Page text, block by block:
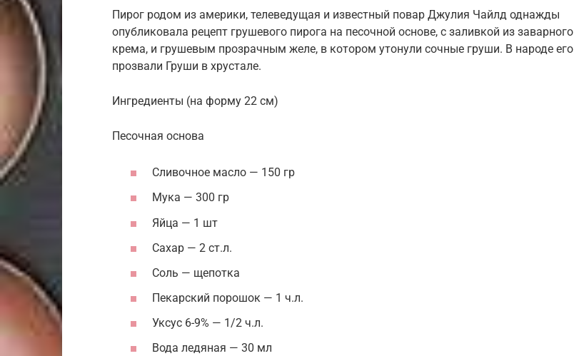
Пирог родом из америки, телеведущая и известный повар Джулия Чайлд однажды
опубликовала рецепт грушевого пирога на песочной основе, с заливкой из заварного
крема, и грушевым прозрачным желе, в котором утонули сочные груши. В народе его
прозвали Груши в хрустале.
Ингредиенты (на форму 22 см)
Песочная основа
Сливочное масло — 150 гр
Мука — 300 гр
Яйца — 1 шт
Сахар — 2 ст.л.
Соль — щепотка
Пекарский порошок — 1 ч.л.
Уксус 6-9% — 1/2 ч.л.
Вода ледяная — 30 мл